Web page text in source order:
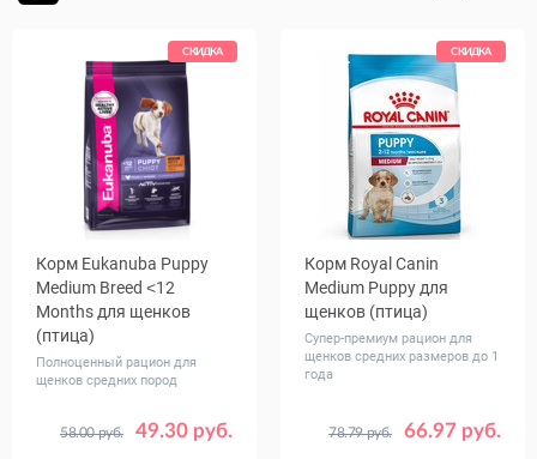
СКИДКА
Корм Eukanuba Puppy
Medium Breed ˂12
Months для щенков
(птица)
Полноценный рацион для
щенков средних пород
49.30 руб.
58.00 руб.
Вес, кг 0.8 3 15
СКИДКА
Корм Royal Canin
Medium Puppy для
щенков (птица)
Супер-премиум рацион для
щенков средних размеров до 1
года
66.97 руб.
78.79 руб.
Вес, кг 3 14 15